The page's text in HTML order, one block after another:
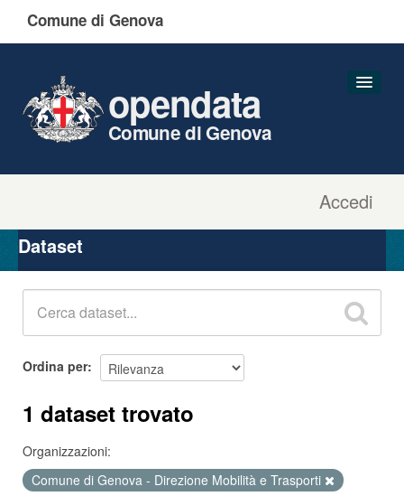
Comune di Genova
Accedi
opendata
Comune di Genova
Organizzazioni
Gruppi
Dataset
Ordina per
1 dataset trovato
Organizzazioni:
Comune di Genova - Direzione Mobilità e Trasporti